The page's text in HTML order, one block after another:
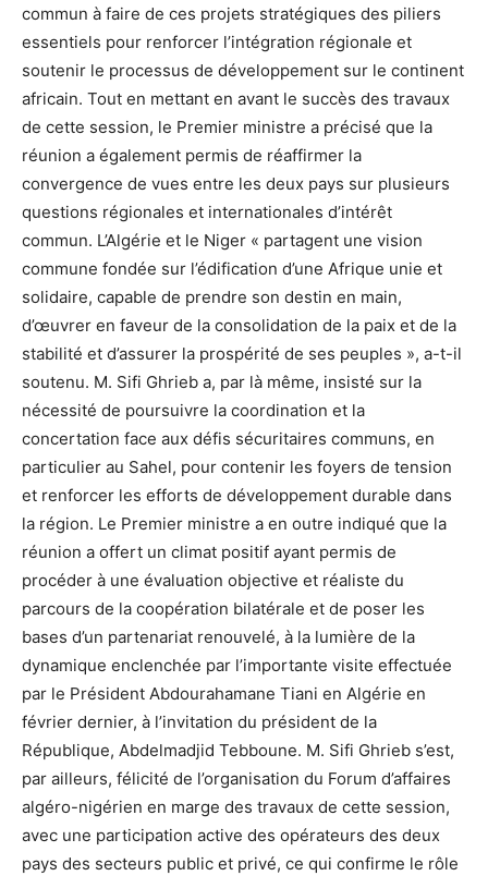
commun à faire de ces projets stratégiques des piliers
essentiels pour renforcer l’intégration régionale et
soutenir le processus de développement sur le continent
africain. Tout en mettant en avant le succès des travaux
de cette session, le Premier ministre a précisé que la
réunion a également permis de réaffirmer la
convergence de vues entre les deux pays sur plusieurs
questions régionales et internationales d’intérêt
commun. L’Algérie et le Niger « partagent une vision
commune fondée sur l’édification d’une Afrique unie et
solidaire, capable de prendre son destin en main,
d’œuvrer en faveur de la consolidation de la paix et de la
stabilité et d’assurer la prospérité de ses peuples », a-t-il
soutenu. M. Sifi Ghrieb a, par là même, insisté sur la
nécessité de poursuivre la coordination et la
concertation face aux défis sécuritaires communs, en
particulier au Sahel, pour contenir les foyers de tension
et renforcer les efforts de développement durable dans
la région. Le Premier ministre a en outre indiqué que la
réunion a offert un climat positif ayant permis de
procéder à une évaluation objective et réaliste du
parcours de la coopération bilatérale et de poser les
bases d’un partenariat renouvelé, à la lumière de la
dynamique enclenchée par l’importante visite effectuée
par le Président Abdourahamane Tiani en Algérie en
février dernier, à l’invitation du président de la
République, Abdelmadjid Tebboune. M. Sifi Ghrieb s’est,
par ailleurs, félicité de l’organisation du Forum d’affaires
algéro-nigérien en marge des travaux de cette session,
avec une participation active des opérateurs des deux
pays des secteurs public et privé, ce qui confirme le rôle